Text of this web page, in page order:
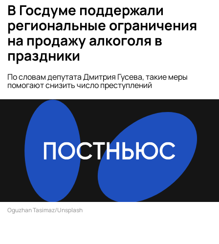
В Госдуме поддержали
региональные ограничения
на продажу алкоголя в
праздники
По словам депутата Дмитрия Гусева, такие меры
помогают снизить число преступлений
Oguzhan Tasimaz/Unsplash